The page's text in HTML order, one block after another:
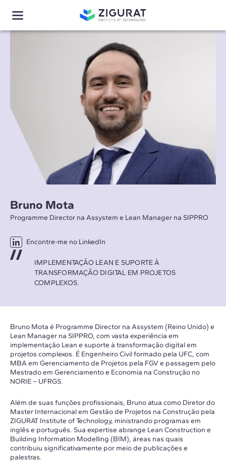
Bruno Mota
Programme Director na Assystem e Lean Manager na SIPPRO
Encontre-me no LinkedIn
IMPLEMENTAÇÃO LEAN E SUPORTE À
TRANSFORMAÇÃO DIGITAL EM PROJETOS
COMPLEXOS.
Bruno Mota é Programme Director na Assystem (Reino Unido) e
Lean Manager na SIPPRO, com vasta experiência em
implementação Lean e suporte à transformação digital em
projetos complexos. É Engenheiro Civil formado pela UFC, com
MBA em Gerenciamento de Projetos pela FGV e passagem pelo
Mestrado em Gerenciamento e Economia na Construção no
NORIE – UFRGS.
Além de suas funções profissionais, Bruno atua como Diretor do
Master Internacional em Gestão de Projetos na Construção pela
ZIGURAT Institute of Technology, ministrando programas em
inglês e português. Sua expertise abrange Lean Construction e
Building Information Modelling (BIM), áreas nas quais
contribuiu significativamente por meio de publicações e
palestras.